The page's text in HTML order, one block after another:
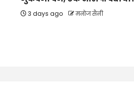
3 days ago मनोज सैनी